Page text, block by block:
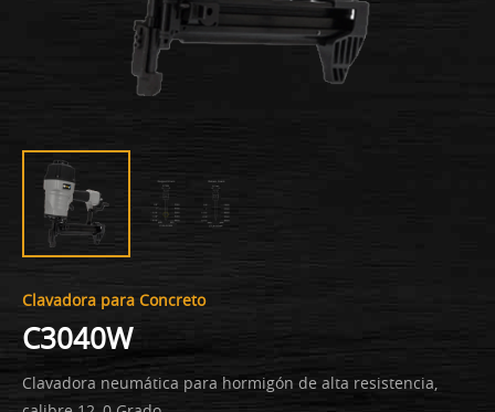
Clavadora para Concreto
C3040W
Clavadora neumática para hormigón de alta resistencia,